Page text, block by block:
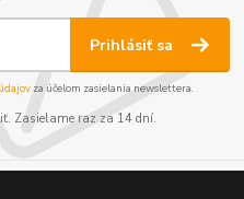
Prihlásiť sa
za účelom zasielania newslettera.
Zasielame raz za 14 dní.